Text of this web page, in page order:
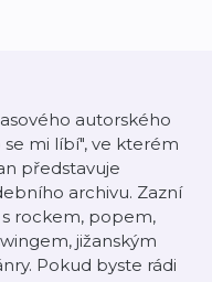
autorského
mi líbí", ve kterém
představuje
archivu. Zazní
rockem, popem,
jižanským
Pokud byste rádi